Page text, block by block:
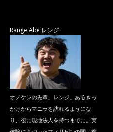
Range Abe レンジ
オノケンの先輩、レンジ。あるきっ
かけからマニラを訪れるようにな
り、後に現地法人を持つまでに。実